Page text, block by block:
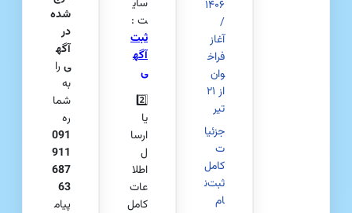
۱۴۰۶
/
آغاز
فراخ
وان
از ۲۱
تیر
جزئیا
ت
کامل
ثبت‌ن
ام
سای
ت :
ثبت
آگه
ی
2️⃣
یا
ارسا
ل
اطلا
عات
کامل
شده
در
آگه
ی را
به
شما
ره
091
911
687
63
پیام